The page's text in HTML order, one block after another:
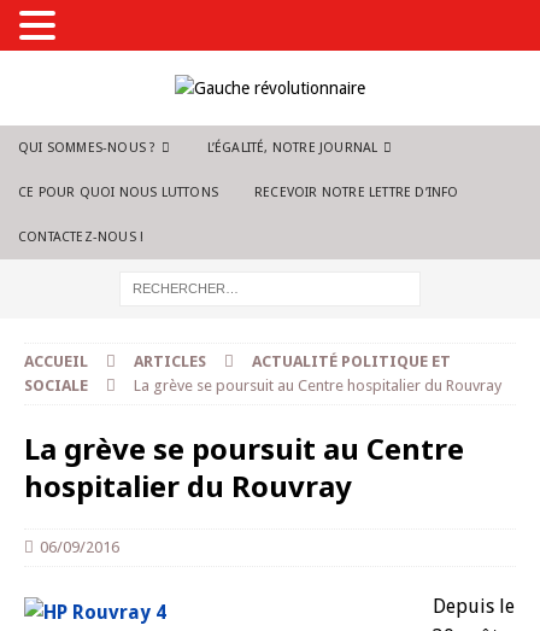
QUI SOMMES-NOUS ? L’ÉGALITÉ, NOTRE JOURNAL
CE POUR QUOI NOUS LUTTONS RECEVOIR NOTRE LETTRE D’INFO
CONTACTEZ-NOUS !
ACCUEIL ARTICLES
ACTUALITÉ POLITIQUE ET
SOCIALE
La grève se poursuit au Centre hospitalier du Rouvray
La grève se poursuit au Centre
hospitalier du Rouvray
06/09/2016
Depuis le